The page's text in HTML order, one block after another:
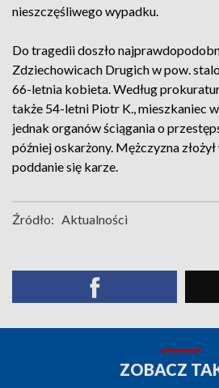
nieszczęśliwego wypadku.
Do tragedii doszło
Zdziechowicach Drugich w pow.
66-letnia kobieta. Według
także 54-letni Piotr K., mieszkaniec
jednak organów ściągania o
później oskarżony. Mężczyzna
poddanie się karze.
Źródło: Aktualności
ZOBACZ